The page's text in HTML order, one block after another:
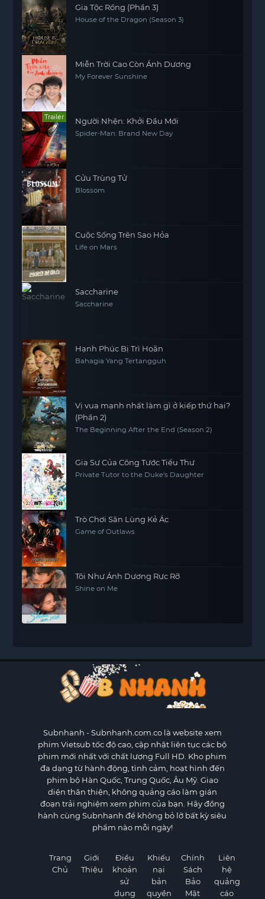
Gia Tộc Rồng (Phần 3)
House of the Dragon (Season 3)
Miễn Trời Cao Còn Ánh Dương
My Forever Sunshine
Trailer Người Nhện: Khởi Đầu Mới
Spider-Man: Brand New Day
Cửu Trùng Tử
Blossom
Cuộc Sống Trên Sao Hỏa​
Life on Mars
Saccharine
Saccharine
Hạnh Phúc Bị Trì Hoãn
Bahagia Yang Tertangguh
Vị vua mạnh nhất làm gì ở kiếp thứ hai?
(Phần 2)
The Beginning After the End (Season 2)
Gia Sư Của Công Tước Tiểu Thư
Private Tutor to the Duke's Daughter
Trò Chơi Săn Lùng Kẻ Ác
Game of Outlaws
Tôi Như Ánh Dương Rực Rỡ
Shine on Me
Subnhanh - Subnhanh.com.co là website xem
phim Vietsub tốc độ cao, cập nhật liên tục các bộ
phim mới nhất với chất lượng Full HD. Kho phim
đa dạng từ hành động, tình cảm, hoạt hình đến
phim bộ Hàn Quốc, Trung Quốc, Âu Mỹ. Giao
diện thân thiện, không quảng cáo làm gián
đoạn trải nghiệm xem phim của bạn. Hãy đồng
hành cùng Subnhanh để không bỏ lỡ bất kỳ siêu
phẩm nào mỗi ngày!
Trang
Chủ
Giới
Thiệu
Điều
khoản
sử
dụng
Khiếu
nại
bản
quyền
Chính
Sách
Bảo
Mật
Liên
hệ
quảng
cáo